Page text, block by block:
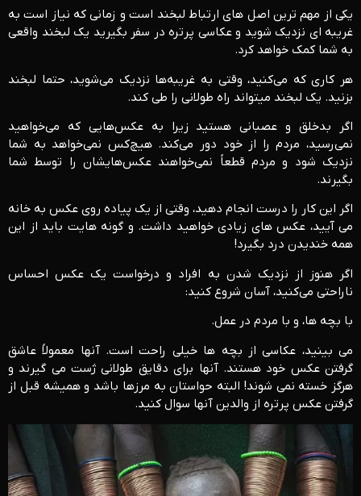
یکی از مهم ترین اصل های ارتباط لبخند است و زمانی که نیاز است به
غریبه ای نزدیک شوید و عکاسی پرتره در سفر بگیرید یک لبخند واقعی
به شما کمک خواهد کرد.
هر کاری که می‌کنید، وقتی به غریبه‌ها نزدیک می‌شوید، حتما لبخند
بزنید. یک لبخند میتواند راه طولانی را طی کند.
اگر بدخلق و عصبانی هستید زیرا به عکس‌هایی که می‌خواهید
نمی‌رسید، مردم را از خود دور می‌کند. هیچ‌کس نمی‌خواهد به شما
نزدیک شود و مردم قطعاً نمی‌خواهند عکس‌هایشان را توسط شما
بگیرند.
اگر این کار را درست انجام دهید، وقتی از یک پیاده روی عکس به خانه
می آیید، عکس های زیادی خواهید داشت. و گونه هایت باید از این
همه خندیدن درد بگیرد!
اگر هنوز از نزدیک شدن به افراد و درخواست یک عکس احساس
ناراحتی می‌کنید، آسان شروع کنید:
با بچه ها، و با مردم در عمل.
می بینید، عکاسی از بچه ها خیلی راحت است. آنها معمولاً عاشق
گرفتن عکس خود هستند. آنها برای دقایق طولانی ژست می گیرند و
هرگز خسته نمی شوند! البته حواستان به مرزها باشد و همیشه قبل از
گرفتن عکس پرتره از والدین آنها سوال کنید.